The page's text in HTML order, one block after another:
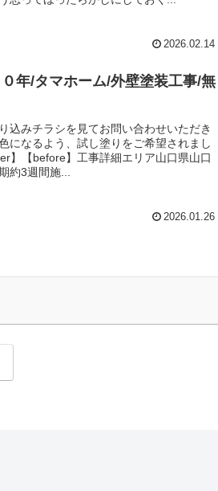
2026.02.14
年/タマホーム/外壁塗装工事/無
みチラシを見てお問い合わせいただき
になるよう、試し塗りをご希望されまし
】【before】工事詳細エリア山口県山口
約3週間施...
2026.01.26